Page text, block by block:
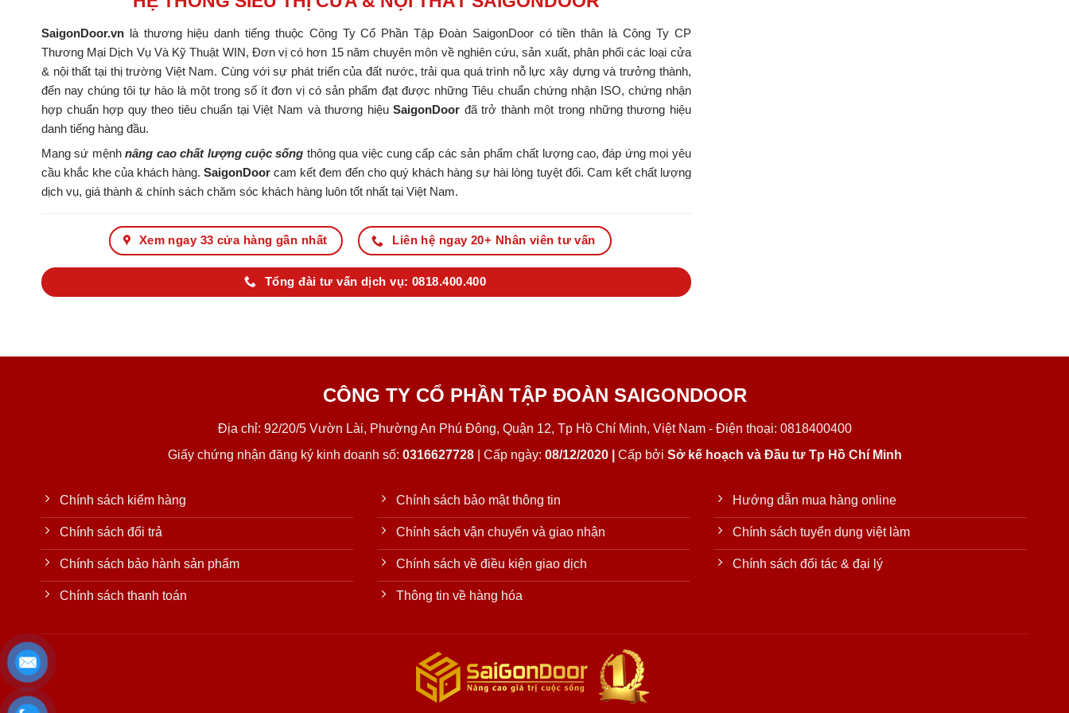
SaigonDoor.vn là thương hiệu danh tiếng thuộc Công Ty Cổ Phần Tập Đoàn SaigonDoor có tiền thân là Công Ty CP
Thương Mại Dịch Vụ Và Kỹ Thuật WIN, Đơn vị có hơn 15 năm chuyên môn về nghiên cứu, sản xuất, phân phối các loại cửa
& nội thất tại thị trường Việt Nam. Cùng với sự phát triển của đất nước, trải qua quá trình nỗ lực xây dựng và trưởng thành,
đến nay chúng tôi tự hào là một trong số ít đơn vị có sản phẩm đạt được những Tiêu chuẩn chứng nhận ISO, chứng nhận
hợp chuẩn hợp quy theo tiêu chuẩn tại Việt Nam và thương hiệuSaigonDoor đã trở thành một trong những thương hiệu
danh tiếng hàng đầu.
Mang sứ mệnhnâng cao chất lượng cuộc sống thông qua việc cung cấp các sản phẩm chất lượng cao, đáp ứng mọi yêu
cầu khắc khe của khách hàng.SaigonDoor cam kết đem đến cho quý khách hàng sự hài lòng tuyệt đối. Cam kết chất lượng
dịch vụ, giá thành & chính sách chăm sóc khách hàng luôn tốt nhất tại Việt Nam.
Xem ngay 33 cửa hàng gần nhất Liên hệ ngay 20+ Nhân viên tư vấn
Tổng đài tư vấn dịch vụ: 0818.400.400
CÔNG TY CỔ PHẦN TẬP ĐOÀN SAIGONDOOR
Địa chỉ: 92/20/5 Vườn Lài, Phường An Phú Đông, Quận 12, Tp Hồ Chí Minh, Việt Nam - Điện thoại: 0818400400
Giấy chứng nhận đăng ký kinh doanh số: 0316627728| Cấp ngày: 08/12/2020 | Cấp bởi Sở kế hoạch và Đầu tư Tp Hồ Chí Minh
Chính sách kiểm hàng
Chính sách đổi trả
Chính sách bảo hành sản phẩm
Chính sách thanh toán
Chính sách bảo mật thông tin
Chính sách vận chuyển và giao nhận
Chính sách về điều kiện giao dịch
Thông tin về hàng hóa
Hướng dẫn mua hàng online
Chính sách tuyển dụng việt làm
Chính sách đối tác & đại lý